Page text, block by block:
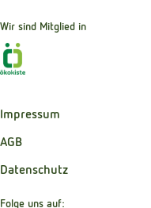
Wir sind Mitglied in
Impressum
AGB
Datenschutz
Folge uns auf: